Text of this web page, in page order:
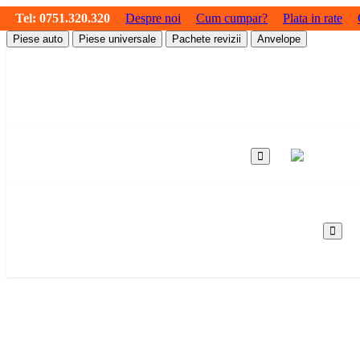
Tel:0751.320.320 Despre noi Cum cumpar? Plata in rate
Piese auto Piese universale Pachete revizii Anvelope